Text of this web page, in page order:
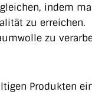
indem
zu erreichen.
zu
Produkten